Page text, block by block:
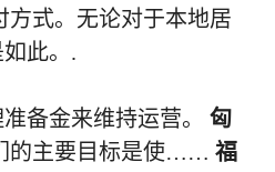
式。无论对于本地居
此。.
备金来维持运营。 匈
的主要目标是使…… 福